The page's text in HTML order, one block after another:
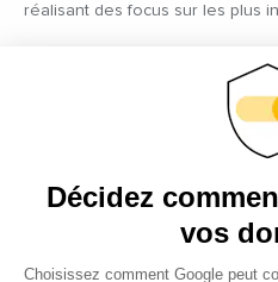
réalisant des focus sur les plus
Retrouvez tous les reportages
par nos journalistes
EMPLOI
C’est une priorité pour
recherchent un emploi ou une